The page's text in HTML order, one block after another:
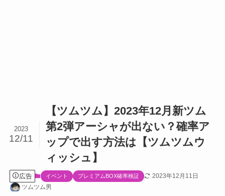
【ツムツム】2023年12月新ツム
第2弾アーシャが出ない？確率ア
ップで出す方法は【ツムツムウ
ィッシュ】
2023
12/11
広告 イベント プレミアムBOX確率検証
2023年12月11日
ツムツム男